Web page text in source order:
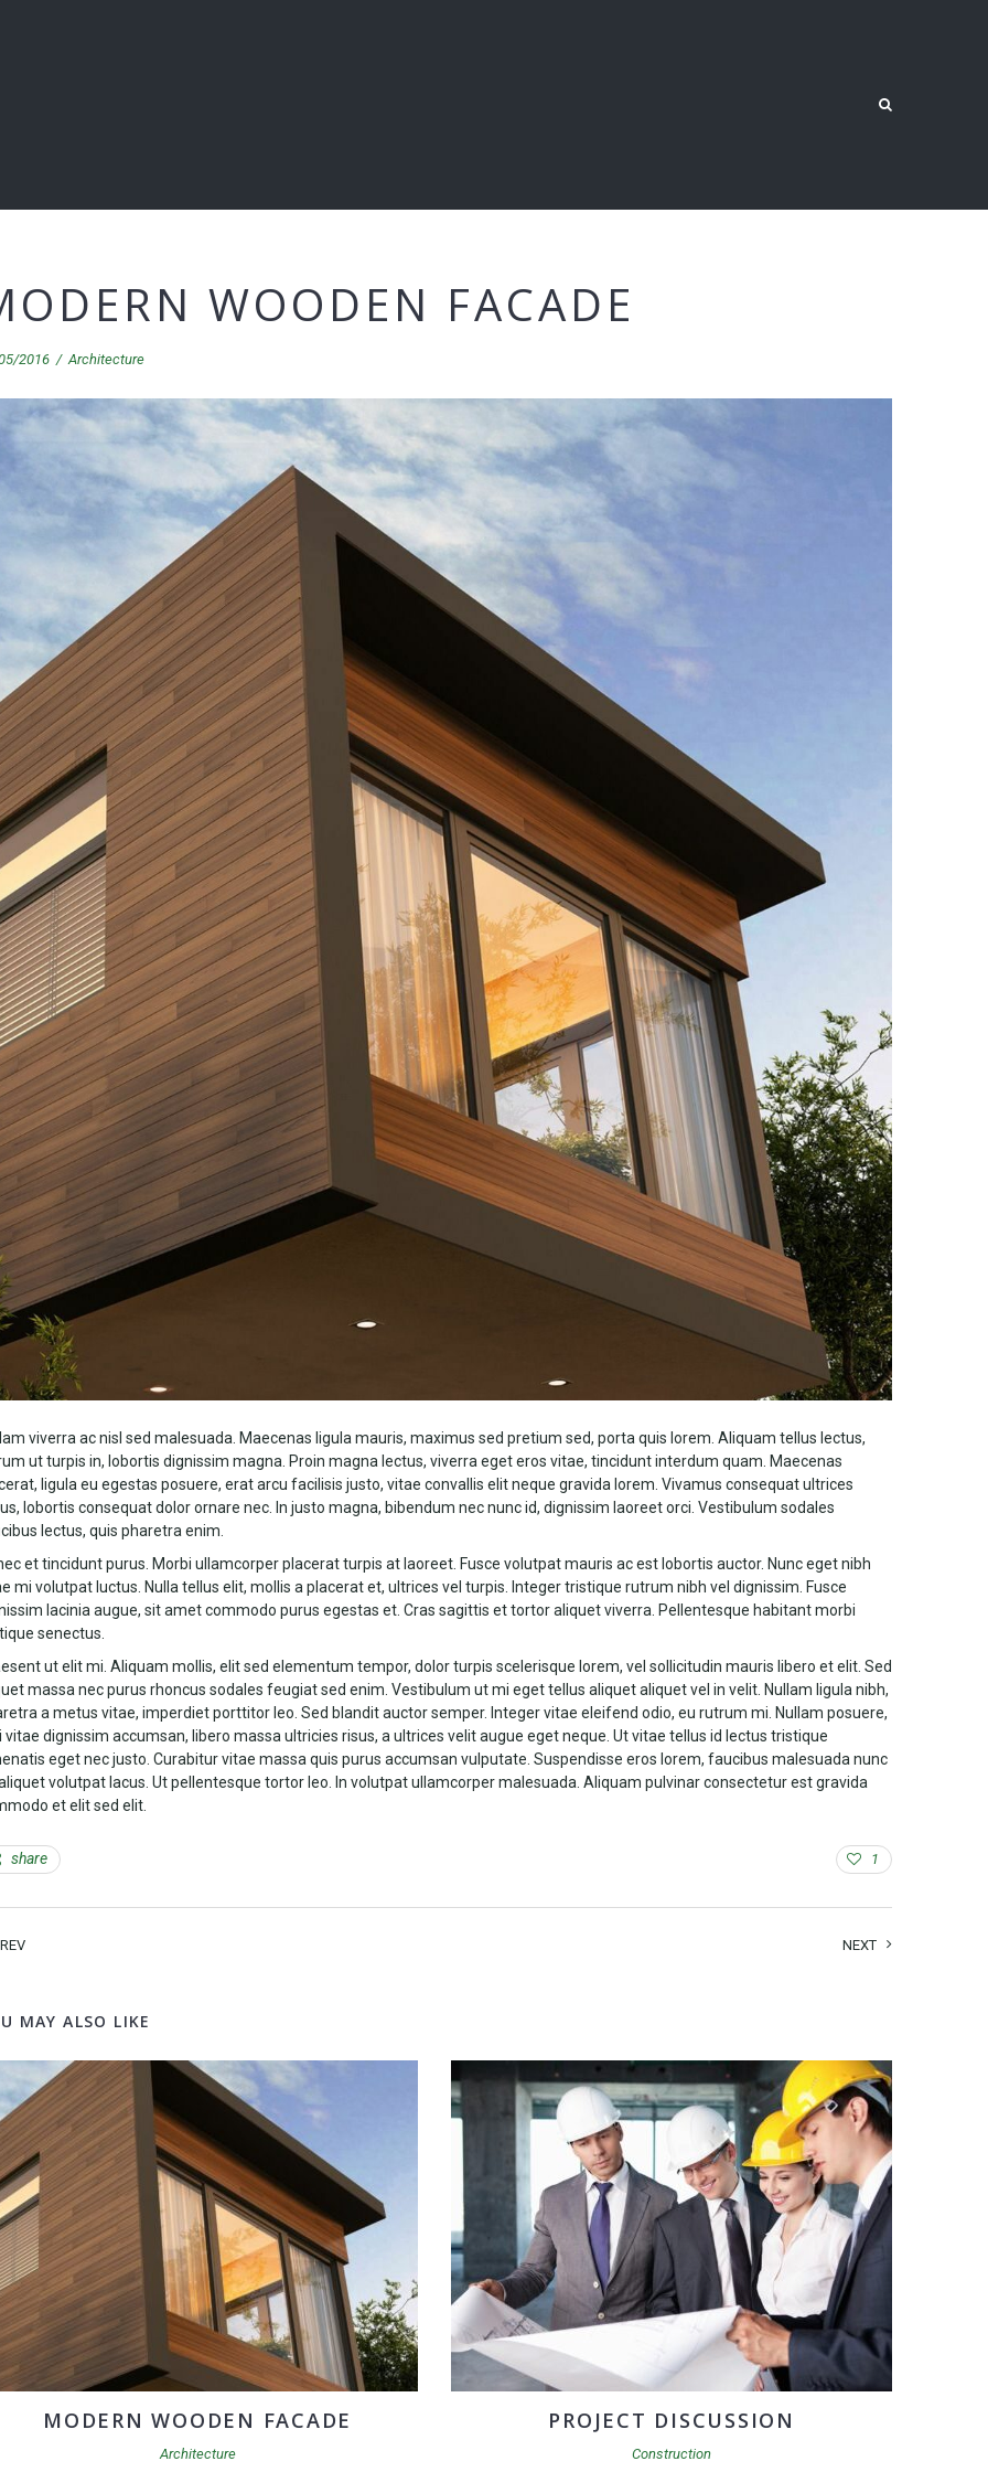
WOODEN FACADE
2016 / Architecture
viverra ac nisl sed malesuada. Maecenas ligula mauris, maximus sed pretium sed, porta quis lorem. Aliquam tellus lectus,
ut turpis in, lobortis dignissim magna. Proin magna lectus, viverra eget eros vitae, tincidunt interdum quam. Maecenas
ligula eu egestas posuere, erat arcu facilisis justo, vitae convallis elit neque gravida lorem. Vivamus consequat ultrices
lobortis consequat dolor ornare nec. In justo magna, bibendum nec nunc id, dignissim laoreet orci. Vestibulum sodales
lectus, quis pharetra enim.
et tincidunt purus. Morbi ullamcorper placerat turpis at laoreet. Fusce volutpat mauris ac est lobortis auctor. Nunc eget nibh
mi volutpat luctus. Nulla tellus elit, mollis a placerat et, ultrices vel turpis. Integer tristique rutrum nibh vel dignissim. Fusce
lacinia augue, sit amet commodo purus egestas et. Cras sagittis et tortor aliquet viverra. Pellentesque habitant morbi
senectus.
ut elit mi. Aliquam mollis, elit sed elementum tempor, dolor turpis scelerisque lorem, vel sollicitudin mauris libero et elit. Sed
massa nec purus rhoncus sodales feugiat sed enim. Vestibulum ut mi eget tellus aliquet aliquet vel in velit. Nullam ligula nibh,
a metus vitae, imperdiet porttitor leo. Sed blandit auctor semper. Integer vitae eleifend odio, eu rutrum mi. Nullam posuere,
vitae dignissim accumsan, libero massa ultricies risus, a ultrices velit augue eget neque. Ut vitae tellus id lectus tristique
eget nec justo. Curabitur vitae massa quis purus accumsan vulputate. Suspendisse eros lorem, faucibus malesuada nunc
volutpat lacus. Ut pellentesque tortor leo. In volutpat ullamcorper malesuada. Aliquam pulvinar consectetur est gravida
et elit sed elit.
share 1
NEXT
MAY ALSO LIKE
MODERN WOODEN FACADE
Architecture
PROJECT DISCUSSION
Construction